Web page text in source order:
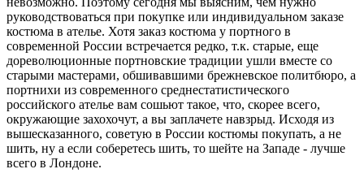
руководствоваться при покупке или индивидуальном заказе
костюма в ателье. Хотя заказ костюма у портного в
современной России встречается редко, т.к. старые, еще
дореволюционные портновские традиции ушли вместе со
старыми мастерами, обшивавшими брежневское политбюро, а
портнихи из современного среднестатистического
российского ателье вам сошьют такое, что, скорее всего,
окружающие захохочут, а вы заплачете навзрыд. Исходя из
вышесказанного, советую в России костюмы покупать, а не
шить, ну а если соберетесь шить, то шейте на Западе - лучше
всего в Лондоне.